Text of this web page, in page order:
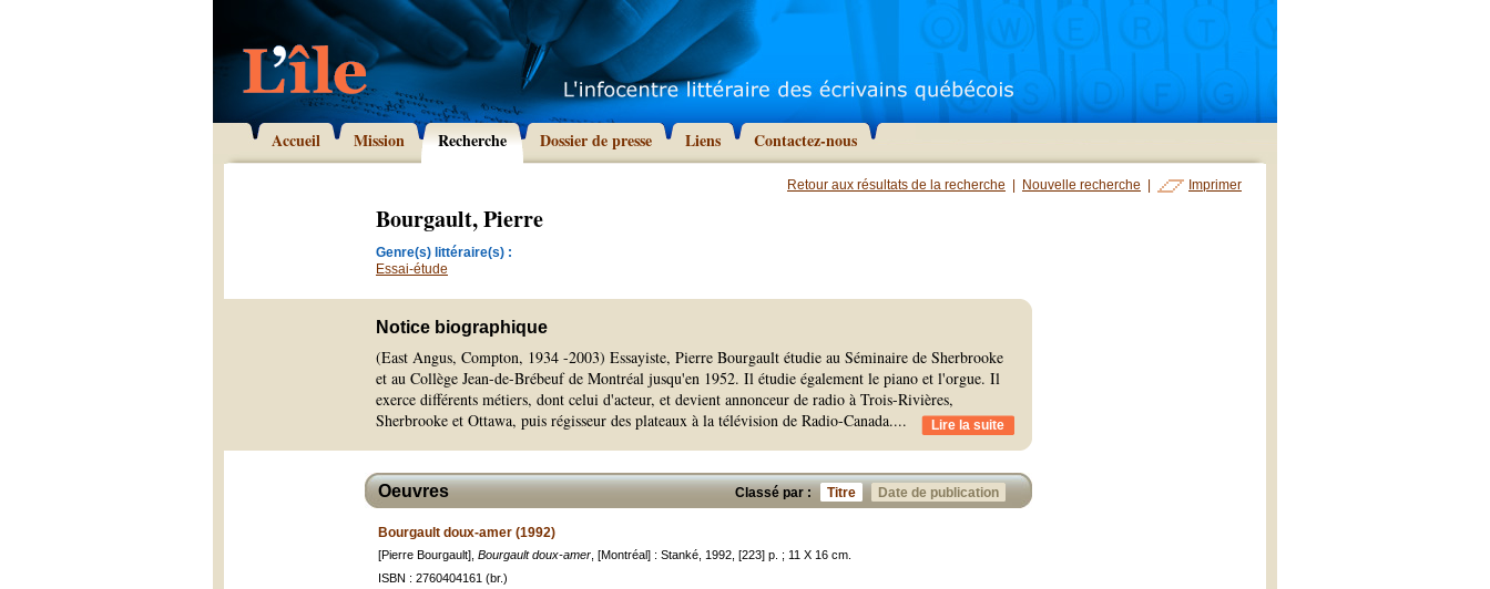
Accueil Mission Recherche Dossier de presse Liens Contactez-nous
Retour aux résultats de la recherche Nouvelle recherche Imprimer
Bourgault, Pierre
Genre(s) littéraire(s) :
Essai-étude
Notice biographique
(East Angus, Compton, 1934 -2003) Essayiste, Pierre Bourgault étudie au Séminaire de Sherbrooke
et au Collège Jean-de-Brébeuf de Montréal jusqu'en 1952. Il étudie également le piano et l'orgue. Il
exerce différents métiers, dont celui d'acteur, et devient annonceur de radio à Trois-Rivières,
Sherbrooke et Ottawa, puis régisseur des plateaux à la télévision de Radio-Canada.... Lire la suite
Classé par : Titre Date de publication
Oeuvres
Bourgault doux-amer (1992)
[Pierre Bourgault], Bourgault doux-amer , [Montréal] : Stanké, 1992, [223] p. ; 11 X 16 cm.
ISBN : 2760404161 (br.)